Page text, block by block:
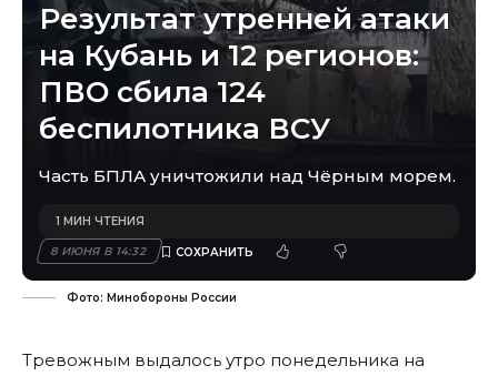
Результат утренней атаки
на Кубань и 12 регионов:
ПВО сбила 124
беспилотника ВСУ
Часть БПЛА уничтожили над Чёрным морем.
8 ИЮНЯ В 14:32
1 МИН ЧТЕНИЯ
Фото: Минобороны России
Тревожным выдалось утро понедельника на